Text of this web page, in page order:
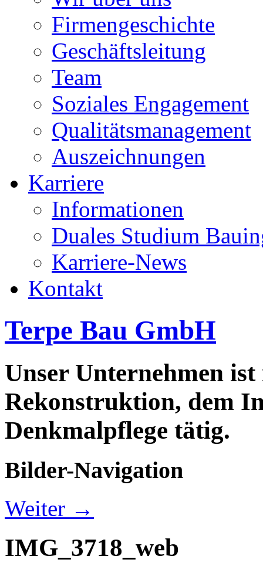
Firmengeschichte
Geschäftsleitung
Team
Soziales Engagement
Qualitätsmanagement
Auszeichnungen
Karriere
Informationen
Duales Studium
Karriere-News
Kontakt
Terpe Bau GmbH
Unser Unternehmen
Rekonstruktion, dem
Denkmalpflege tätig.
Bilder-Navigation
Weiter →
IMG_3718_web